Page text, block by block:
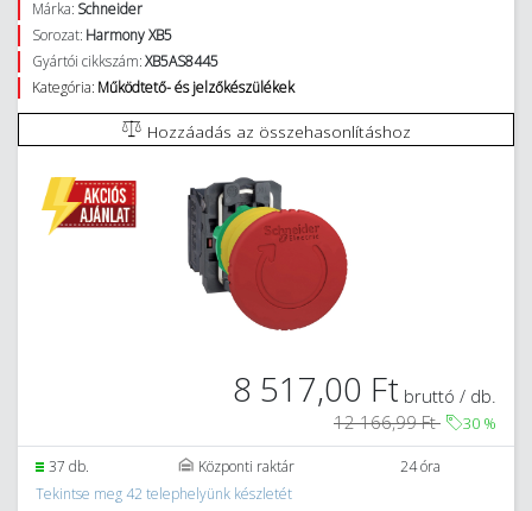
Márka: Schneider
Sorozat: Harmony XB5
Gyártói cikkszám:XB5AS8445
Kategória: Működtető- és jelzőkészülékek
Hozzáadás az összehasonlításhoz
8 517,00 Ft bruttó / db.
12 166,99 Ft
30 %
37 db. Központi raktár
24 óra
Tekintse meg 42 telephelyünk készletét